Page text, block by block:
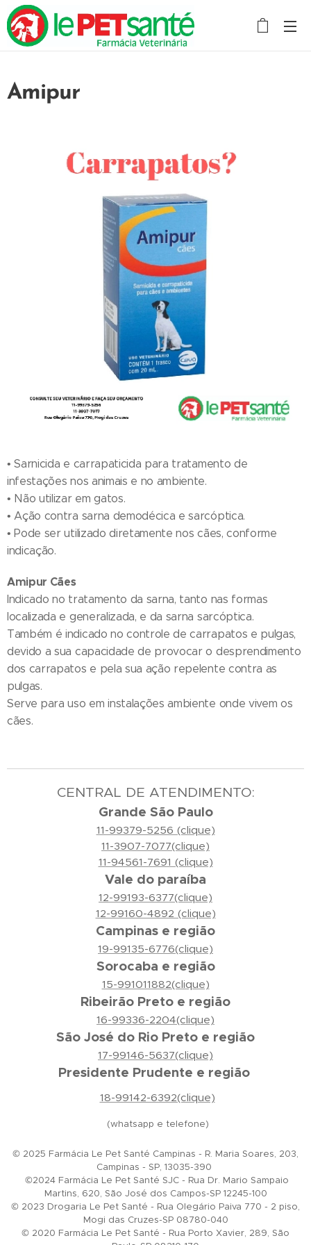
Amipur
• Sarnicida e carrapaticida para tratamento de
infestações nos animais e no ambiente.
• Não utilizar em gatos.
• Ação contra sarna demodécica e sarcóptica.
• Pode ser utilizado diretamente nos cães, conforme
indicação.
Amipur Cães
Indicado no tratamento da sarna, tanto nas formas
localizada e generalizada, e da sarna sarcóptica.
Também é indicado no controle de carrapatos e pulgas,
devido a sua capacidade de provocar o desprendimento
dos carrapatos e pela sua ação repelente contra as
pulgas.
Serve para uso em instalações ambiente onde vivem os
cães.
CENTRAL DE ATENDIMENTO:
Grande São Paulo
11-99379-5256 (clique)
11-3907-7077(clique)
11-94561-7691 (clique)
Vale do paraíba
12-99193-6377(clique)
12-99160-4892 (clique)
Campinas e região
19-99135-6776(clique)
Sorocaba e região
15-991011882(clique)
Ribeirão Preto e região
16-99336-2204(clique)
São José do Rio Preto e região
17-99146-5637(clique)
Presidente Prudente e região
18-99142-6392(clique)
(whatsapp e telefone)
© 2025 Farmácia Le Pet Santé Campinas - R. Maria Soares, 203,
Campinas - SP, 13035-390
©2024 Farmácia Le Pet Santé SJC - Rua Dr. Mario Sampaio
Martins, 620, São José dos Campos-SP 12245-100
© 2023 Drogaria Le Pet Santé - Rua Olegário Paiva 770 - 2 piso,
Mogi das Cruzes-SP 08780-040
© 2020 Farmácia Le Pet Santé - Rua Porto Xavier, 289, São